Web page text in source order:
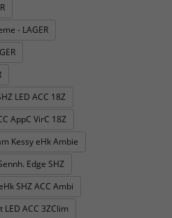
- LAGER
LED ACC 18Z
AppC VirC 18Z
Kessy eHk Ambie
Edge SHZ
SHZ ACC Ambi
LED ACC 3ZClim